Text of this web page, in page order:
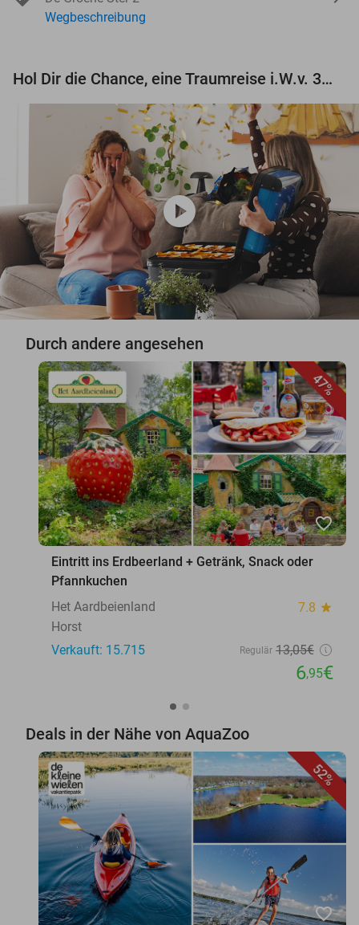
Wegbeschreibung
Hol Dir die Chance, eine Traumreise i.W.v. 3.000 € zu gewinnen!
play_circle
Durch andere angesehen
47%
favorite_border
Eintritt ins Erdbeerland + Getränk, Snack oder
Pfannkuchen
Het Aardbeienland
7.8 star
Horst
Verkauft: 15.715
Regulär 13,05€
6,95€
Deals in der Nähe von AquaZoo
52%
favorite_border